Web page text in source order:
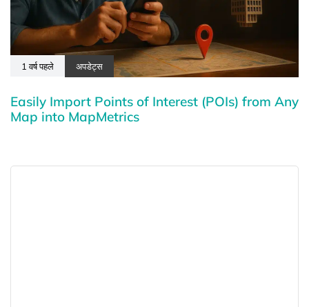
1 वर्ष पहले अपडेट्स
Easily Import Points of Interest (POIs) from Any
Map into MapMetrics